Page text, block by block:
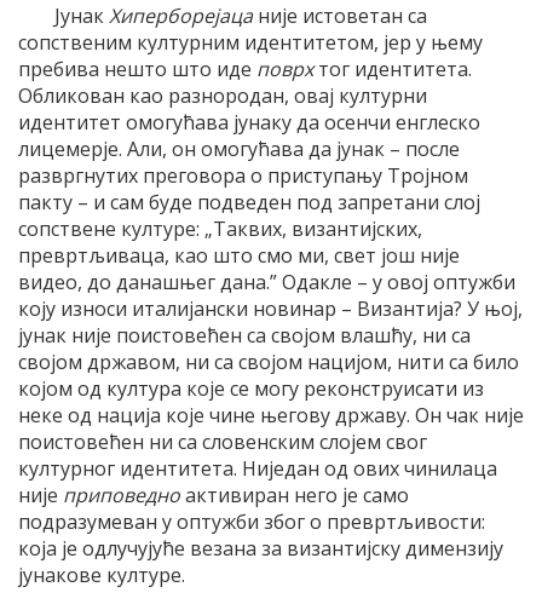
ЈунакХиперборејацаније истоветан са
сопственим културним идентитетом, јер у њему
пребива нешто што иде поврхтог идентитета.
Обликован као разнородан, овај културни
идентитет омогућава јунаку да осенчи енглеско
лицемерје. Али, он омогућава да јунак – после
развргнутих преговора о приступању Тројном
пакту – и сам буде подведен под запретани слој
сопствене културе: „Таквих, византијских,
превртљиваца, као што смо ми, свет још није
видео, до данашњег дана.” Одакле – у овој оптужби
коју износи италијански новинар – Византија? У њој,
јунак није поистовећен са својом влашћу, ни са
својом државом, ни са својом нацијом, нити са било
којом од култура које се могу реконструисати из
неке од нација које чине његову државу. Он чак није
поистовећен ни са словенским слојем свог
културног идентитета. Ниједан од ових чинилаца
није приповедноактивиран него је само
подразумеван у оптужби због о превртљивости:
која је одлучујуће везана за византијску димензију
јунакове културе.